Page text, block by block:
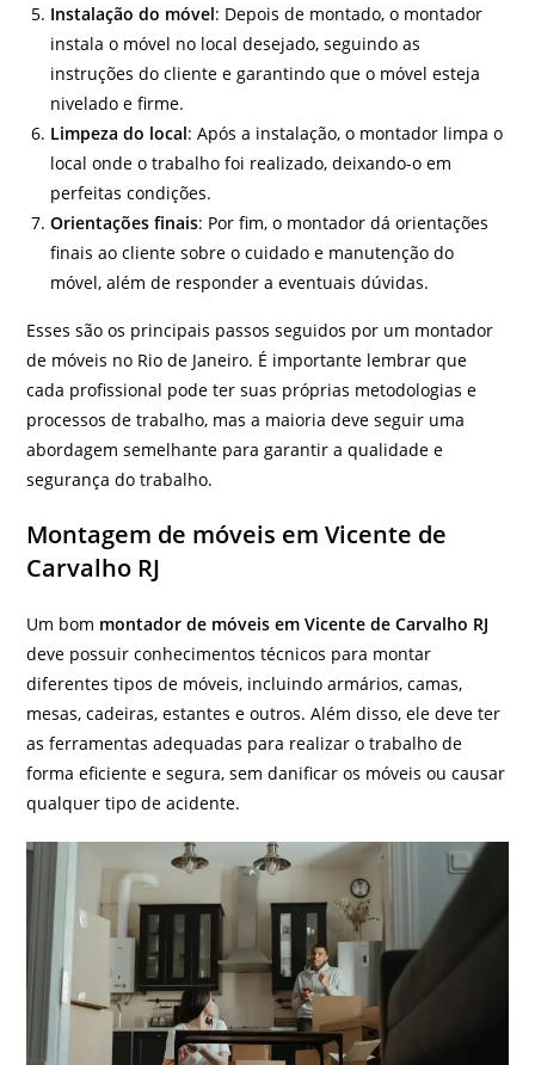
Instalação do móvel: Depois de montado, o montador
instala o móvel no local desejado, seguindo as
instruções do cliente e garantindo que o móvel esteja
nivelado e firme.
Limpeza do local: Após a instalação, o montador limpa o
local onde o trabalho foi realizado, deixando-o em
perfeitas condições.
Orientações finais: Por fim, o montador dá orientações
finais ao cliente sobre o cuidado e manutenção do
móvel, além de responder a eventuais dúvidas.
Esses são os principais passos seguidos por um montador
de móveis no Rio de Janeiro. É importante lembrar que
cada profissional pode ter suas próprias metodologias e
processos de trabalho, mas a maioria deve seguir uma
abordagem semelhante para garantir a qualidade e
segurança do trabalho.
Montagem de móveis em Vicente de
Carvalho RJ
Um bom montador de móveis em Vicente de Carvalho RJ
deve possuir conhecimentos técnicos para montar
diferentes tipos de móveis, incluindo armários, camas,
mesas, cadeiras, estantes e outros. Além disso, ele deve ter
as ferramentas adequadas para realizar o trabalho de
forma eficiente e segura, sem danificar os móveis ou causar
qualquer tipo de acidente.